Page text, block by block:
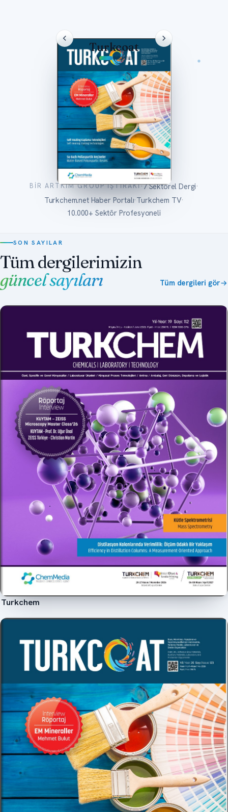
Putech & Composites
BIR ARTKIM GROUP IŞTIRAKI·7 Sektörel Dergi·
Turkchem.net Haber Portalı·Turkchem TV·
10.000+ Sektör Profesyoneli
SON SAYILAR
Tüm dergilerimizin
güncel sayıları
Tüm dergileri gör
Turkchem